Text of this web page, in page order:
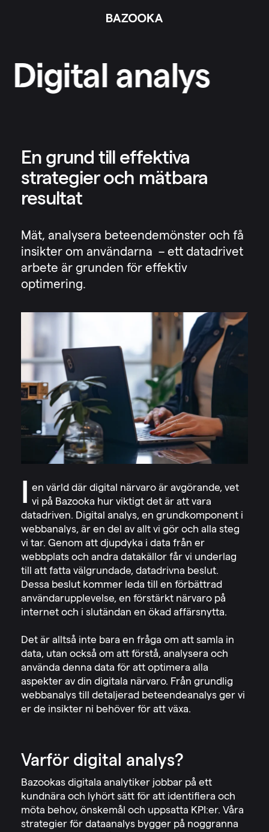
BAZOOKA
Digital analys
En grund till effektiva
strategier och mätbara
resultat
Mät, analysera beteendemönster och få
insikter om användarna – ett datadrivet
arbete är grunden för effektiv
optimering.
I en värld där digital närvaro är avgörande, vet
vi på Bazooka hur viktigt det är att vara
datadriven. Digital analys, en grundkomponent i
webbanalys, är en del av allt vi gör och alla steg
vi tar. Genom att djupdyka i data från er
webbplats och andra datakällor får vi underlag
till att fatta välgrundade, datadrivna beslut.
Dessa beslut kommer leda till en förbättrad
användarupplevelse, en förstärkt närvaro på
internet och i slutändan en ökad affärsnytta.
Det är alltså inte bara en fråga om att samla in
data, utan också om att förstå, analysera och
använda denna data för att optimera alla
aspekter av din digitala närvaro. Från grundlig
webbanalys till detaljerad beteendeanalys ger vi
er de insikter ni behöver för att växa.
Varför digital analys?
Bazookas digitala analytiker jobbar på ett
kundnära och lyhört sätt för att identifiera och
möta behov, önskemål och uppsatta KPI:er. Våra
strategier för dataanalys bygger på noggranna